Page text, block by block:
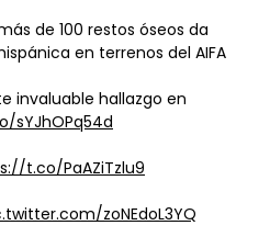
de 100 restos óseos da
en terrenos del AIFA
invaluable hallazgo en
sYJhOPq54d
t.co/PaAZiTzlu9
zoNEdoL3YQ